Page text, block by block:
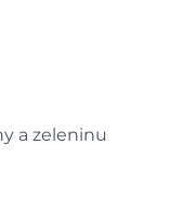
a zeleninu